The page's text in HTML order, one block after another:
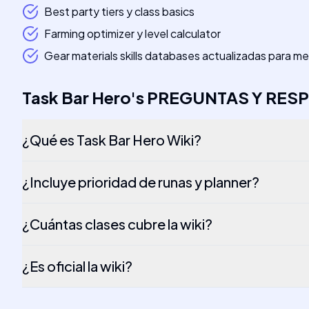
Best party tiers y class basics
Farming optimizer y level calculator
Gear materials skills databases actualizadas para
Task Bar Hero's PREGUNTAS Y
¿Qué es Task Bar Hero Wiki?
¿Incluye prioridad de runas y planner?
¿Cuántas clases cubre la wiki?
¿Es oficial la wiki?